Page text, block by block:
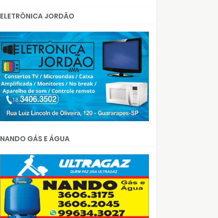
ELETRÔNICA JORDÃO
NANDO GÁS E ÁGUA